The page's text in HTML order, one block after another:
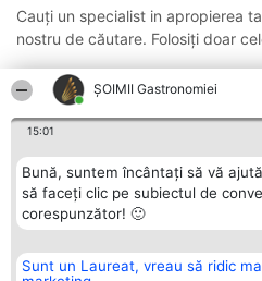
ȘOIMII Gastronomiei
15:01
Bună, suntem încântați să vă
să faceți clic pe subiectul de
corespunzător! 🙂
Sunt un Laureat, vreau să ridic
Cauți un specialist in apropierea
nostru de căutare. Folosiți doar
Organizator Ranking